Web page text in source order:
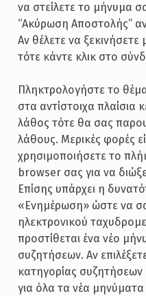
να στείλετε το μήνυμα
“Ακύρωση Αποστολής”
Αν θέλετε να ξεκινήσετε
τότε κάντε κλικ στο
Πληκτρολογήστε το
στα αντίστοιχα πλαίσια
λάθος τότε θα σας
λάθους. Μερικές φορές
χρησιμοποιήσετε το
browser σας για να
Επίσης υπάρχει η
«Ενημέρωση» ώστε να
ηλεκτρονικού
προστίθεται ένα νέο
συζητήσεων. Αν
κατηγορίας
για όλα τα νέα μηνύματα